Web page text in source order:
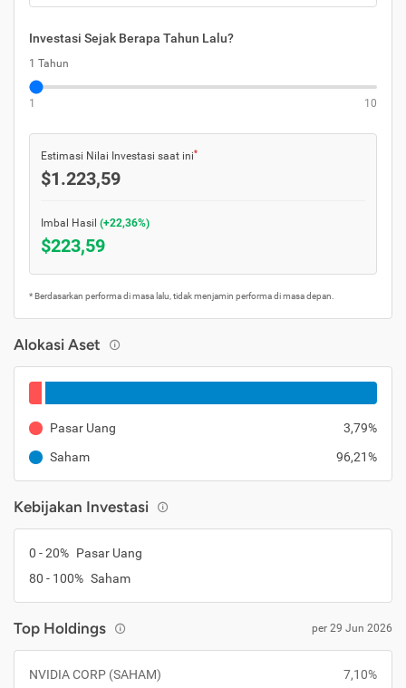
Investasi Sejak Berapa Tahun Lalu?
1 Tahun
1 10
Estimasi Nilai Investasi saat ini*
$1.223,59
Imbal Hasil (+22,36%)
$223,59
* Berdasarkan performa di masa lalu, tidak menjamin performa di masa depan.
Alokasi Aset
Pasar Uang
3,79%
Saham
96,21%
Kebijakan Investasi
0 - 20% Pasar Uang
80 - 100% Saham
Top Holdings per 29 Jun 2026
NVIDIA CORP (SAHAM)
7,10%